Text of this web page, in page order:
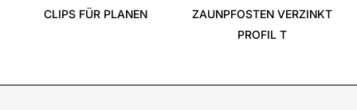
CLIPS FÜR PLANEN
ZAUNPFOSTEN VERZINKT
PROFIL T